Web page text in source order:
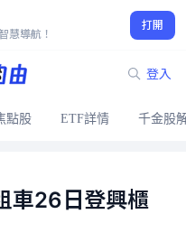
慧導航！
打開
登入
點股 ETF詳情 千金股
車26日登興櫃